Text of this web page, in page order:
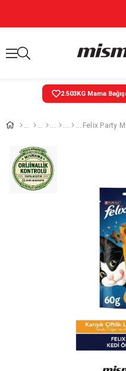
2.504KG Mama
Felix Party